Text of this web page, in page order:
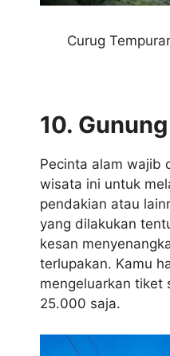
Curug
10.
Pecinta alam wajib
wisata ini untuk
pendakian atau
yang dilakukan
kesan
terlupakan. Kamu
mengeluarkan tiket
25.000 saja.